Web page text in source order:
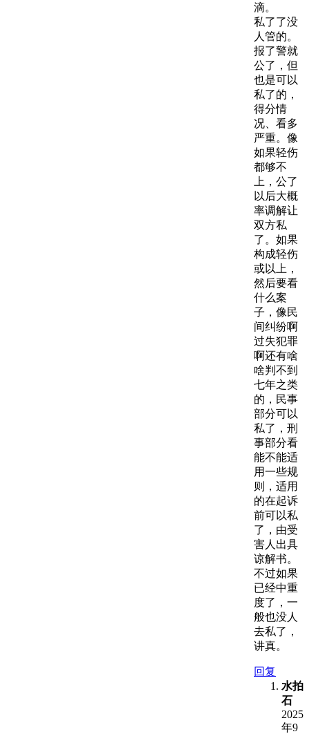
滴。
私了了没
人管的。
报了警就
公了，但
也是可以
私了的，
得分情
况、看多
严重。像
如果轻伤
都够不
上，公了
以后大概
率调解让
双方私
了。如果
构成轻伤
或以上，
然后要看
什么案
子，像民
间纠纷啊
过失犯罪
啊还有啥
啥判不到
七年之类
的，民事
部分可以
私了，刑
事部分看
能不能适
用一些规
则，适用
的在起诉
前可以私
了，由受
害人出具
谅解书。
不过如果
已经中重
度了，一
般也没人
去私了，
讲真。
回复
水拍
石
2025
年9